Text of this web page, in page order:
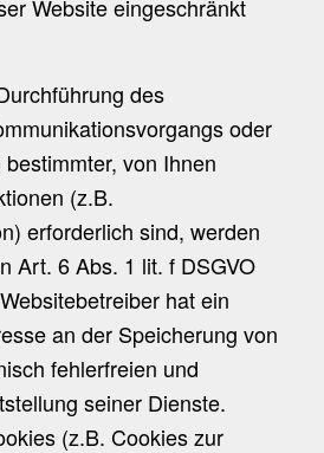
Website eingeschränkt
des
oder
von Ihnen
(z.B.
erforderlich sind, werden
Art. 6 Abs. 1 lit. f DSGVO
hat ein
an der Speicherung von
fehlerfreien und
seiner Dienste.
(z.B. Cookies zur